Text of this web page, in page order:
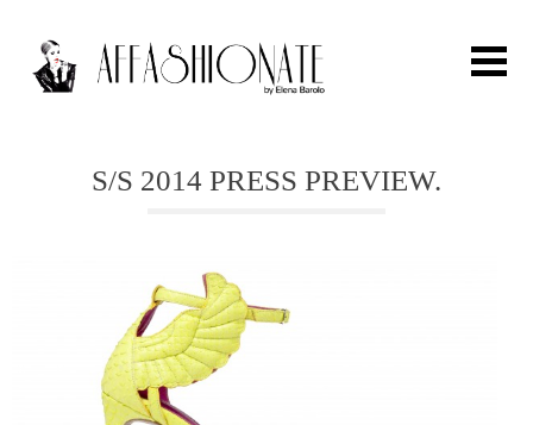
FASHION
OUTFIT
BEAUTY
S/S 2014 PRESS PREVIEW.